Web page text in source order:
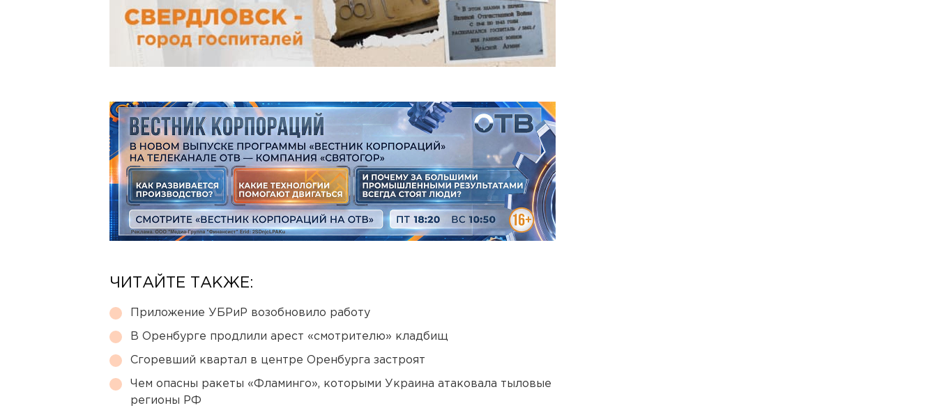
ЧИТАЙТЕ ТАКЖЕ:
Приложение УБРиР возобновило работу
В Оренбурге продлили арест «смотрителю» кладбищ
Сгоревший квартал в центре Оренбурга застроят
Чем опасны ракеты «Фламинго», которыми Украина атаковала тыловые
регионы РФ